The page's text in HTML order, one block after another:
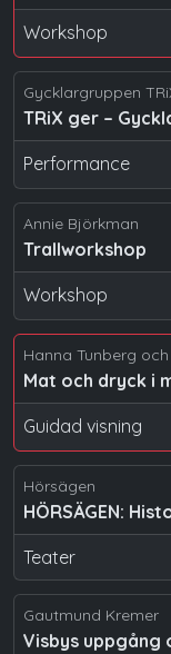
Workshop
Gycklargruppen
TRiX ger –
Performance
Annie Björkman
Trallworkshop
Workshop
Hanna Tunberg
Mat och dryck i
Guidad visning
Hörsägen
HÖRSÄGEN:
Teater
Gautmund Kremer
Visbys uppgång